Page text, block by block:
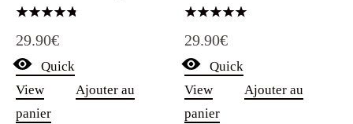
4.75
29.90€
Quick
View
Ajouter au
panier
5.00
29.90€
Quick
View
Ajouter au
panier